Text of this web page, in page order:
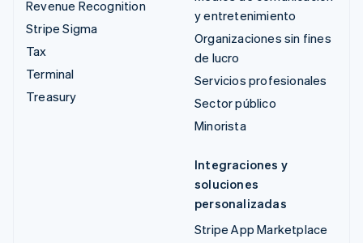
Revenue Recognition
Stripe Sigma
Tax
Terminal
Treasury
y entretenimiento
Organizaciones sin fines
de lucro
Servicios profesionales
Sector público
Minorista
Integraciones y
soluciones
personalizadas
Stripe App Marketplace